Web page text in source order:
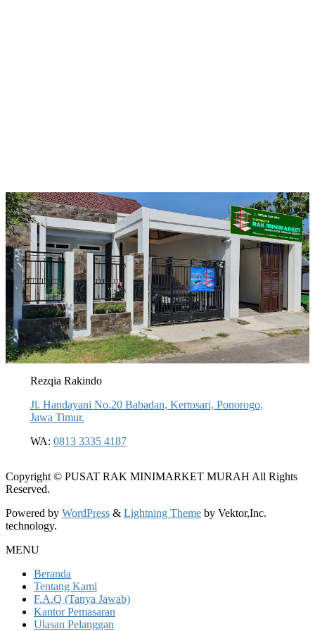
Rezqia Rakindo
Jl. Handayani No.20 Babadan, Kertosari, Ponorogo,
Jawa Timur.
WA: 0813 3335 4187
Copyright © PUSAT RAK MINIMARKET MURAH All Rights
Reserved.
Powered by WordPress & Lightning Theme by Vektor,Inc.
technology.
MENU
Beranda
Tentang Kami
F.A.Q (Tanya Jawab)
Kantor Pemasaran
Ulasan Pelanggan